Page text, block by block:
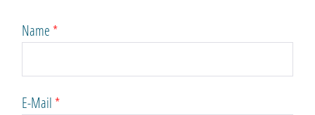
Name *
E-Mail *